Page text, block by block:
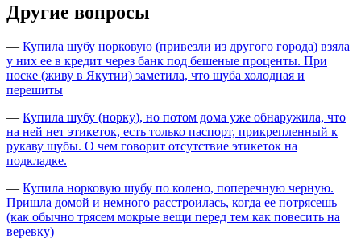
Другие вопросы
— Купила шубу норковую (привезли из другого города) взяла
у них ее в кредит через банк под бешеные проценты. При
носке (живу в Якутии) заметила, что шуба холодная и
перешиты
— Купила шубу (норку), но потом дома уже обнаружила, что
на ней нет этикеток, есть только паспорт, прикрепленный к
рукаву шубы. О чем говорит отсутствие этикеток на
подкладке.
— Купила норковую шубу по колено, поперечную черную.
Пришла домой и немного расстроилась, когда ее потрясешь
(как обычно трясем мокрые вещи перед тем как повесить на
веревку)